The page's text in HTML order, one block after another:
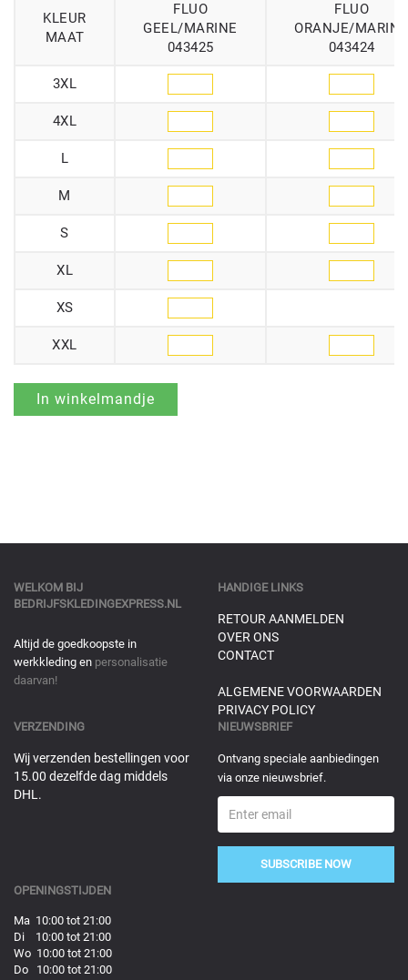
KLEUR
MAAT
FLUO
GEEL/MARINE
043425
FLUO
ORANJE/MARINE
043424
3XL
4XL
L
M
S
XL
XS
XXL
WELKOM BIJ
BEDRIJFSKLEDINGEXPRESS.NL
Altijd de goedkoopste in
werkkleding en personalisatie
daarvan!
HANDIGE LINKS
RETOUR AANMELDEN
OVER ONS
CONTACT
ALGEMENE VOORWAARDEN
PRIVACY POLICY
VERZENDING
Wij verzenden bestellingen voor
15.00 dezelfde dag middels
DHL.
NIEUWSBRIEF
Ontvang speciale aanbiedingen
via onze nieuwsbrief.
SUBSCRIBE NOW
OPENINGSTIJDEN
Ma 10:00 tot 21:00
Di 10:00 tot 21:00
Wo 10:00 tot 21:00
Do 10:00 tot 21:00